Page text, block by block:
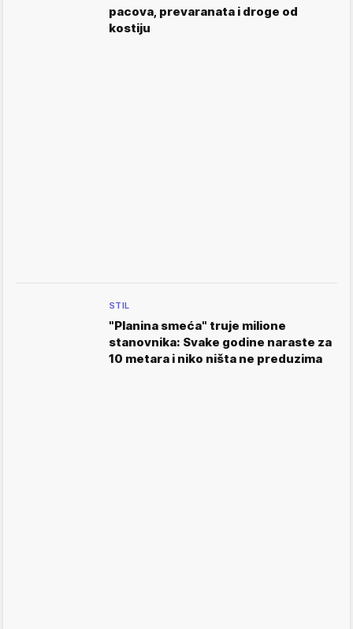
pacova, prevaranata i droge od
kostiju
STIL
"Planina smeća" truje milione
stanovnika: Svake godine naraste za
10 metara i niko ništa ne preduzima